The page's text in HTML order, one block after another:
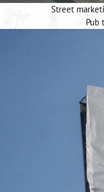
Street
Pub